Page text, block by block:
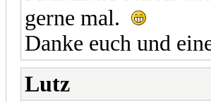
gerne mal.
Danke euch und
Lutz